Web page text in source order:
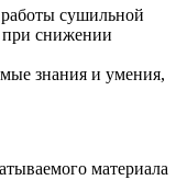
сушильной
снижении
знания и умения,
материала